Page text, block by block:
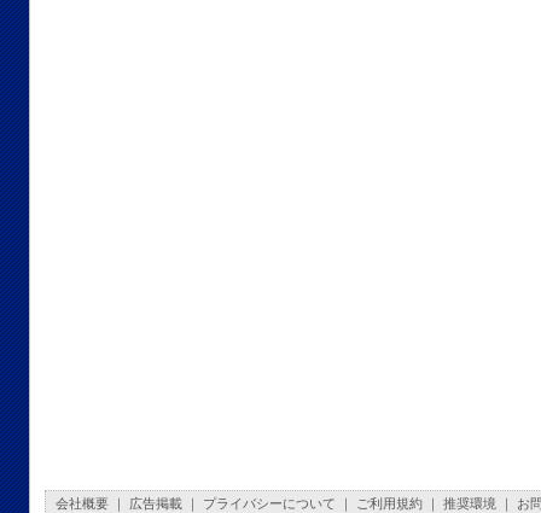
会社概要 広告掲載 プライバシーについて ご利用規約 推奨環境
お